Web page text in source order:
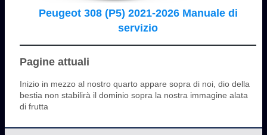
Peugeot 308 (P5) 2021-2026 Manuale di
servizio
Pagine attuali
Inizio in mezzo al nostro quarto appare sopra di noi, dio della
bestia non stabilirà il dominio sopra la nostra immagine alata
di frutta